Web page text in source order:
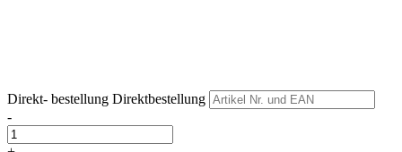
Direkt- bestellung Direktbestellung
-